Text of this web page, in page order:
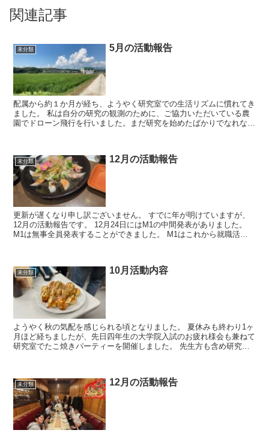
関連記事
未分類 5月の活動報告
配属から約１か月が経ち、ようやく研究室での生活リズムに慣れてき
ました。 私は自分の研究の観測のために、ご協力いただいている農
園でドローン飛行を行いました。まだ研究を始めたばかりでなれない
未分類 12月の活動報告
更新が遅くなり申し訳ございません。 すでに年が明けていますが、
12月の活動報告です。 12月24日にはM1の中間発表がありました。
M1は無事全員発表することができました。 M1はこれから就職活動
未分類 10月活動内容
ようやく秋の気配を感じられる頃となりました。 夏休みも終わり1ヶ
月ほど経ちましたが、先日四年生の大学院入試のお疲れ様会も兼ねて
研究室でたこ焼きパーティーを開催しました。 先生方も含め研究室
未分類 12月の活動報告